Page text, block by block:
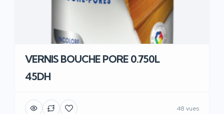
VERNIS BOUCHE PORE 0.750L
45DH
48 vues